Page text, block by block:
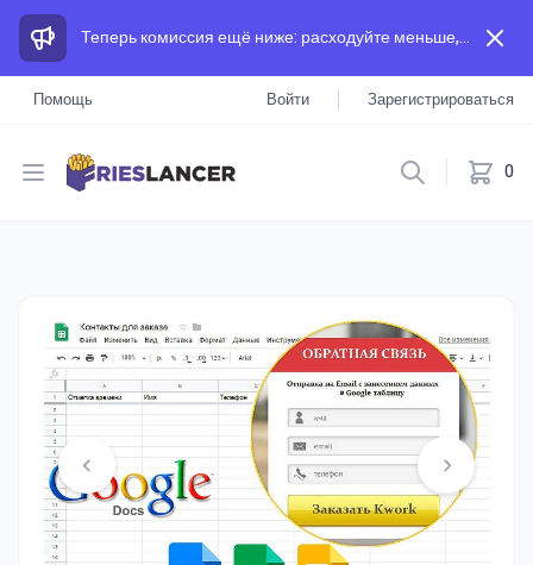
Теперь комиссия ещё ниже: расходуйте меньше, а зарабатывайте больше, чем на других площадках.
Помощь Войти Зарегистрироваться
Open menu 0